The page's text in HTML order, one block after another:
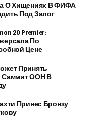
О Хищениях В ФИФА
Под Залог
20 Premier:
По
Цене
Принять
Саммит ООН В
Принес Бронзу